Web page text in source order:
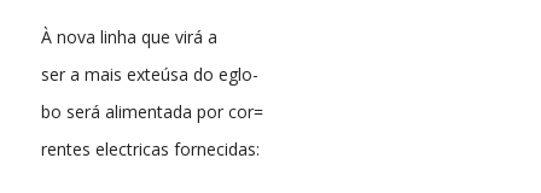
À nova linha que virá a
ser a mais exteúsa do eglo-
bo será alimentada por cor=
rentes electricas fornecidas: